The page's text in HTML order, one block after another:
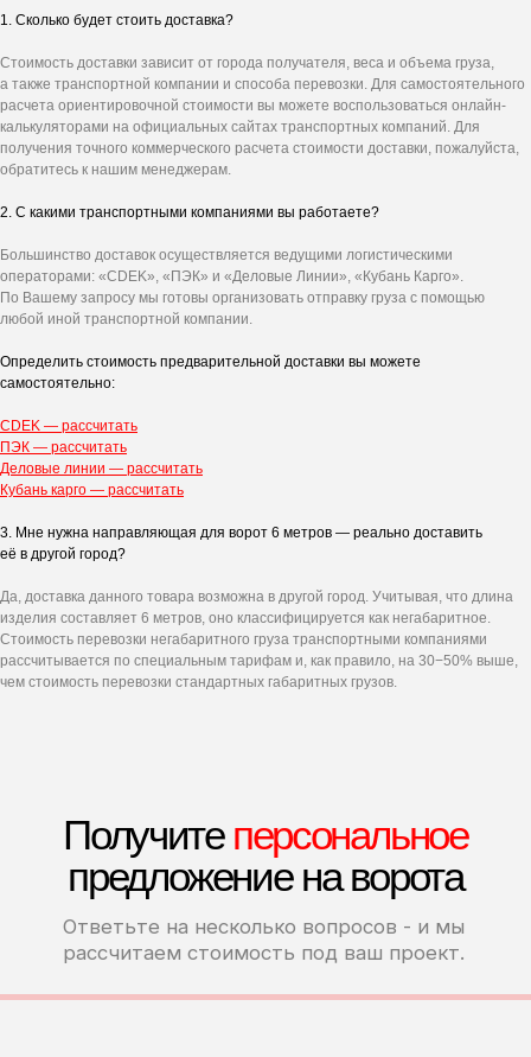
1. Сколько будет стоить доставка?
Стоимость доставки зависит от города получателя, веса и объема груза,
а также транспортной компании и способа перевозки. Для самостоятельного
расчета ориентировочной стоимости вы можете воспользоваться онлайн-
калькуляторами на официальных сайтах транспортных компаний. Для
получения точного коммерческого расчета стоимости доставки, пожалуйста,
обратитесь к нашим менеджерам.
2. С какими транспортными компаниями вы работаете?
Большинство доставок осуществляется ведущими логистическими
операторами: «CDEK», «ПЭК» и «Деловые Линии», «Кубань Карго».
По Вашему запросу мы готовы организовать отправку груза с помощью
любой иной транспортной компании.
Определить стоимость предварительной доставки вы можете
самостоятельно:
CDEK — рассчитать
ПЭК — рассчитать
Деловые линии — рассчитать
Кубань карго — рассчитать
3. Мне нужна направляющая для ворот 6 метров — реально доставить
её в другой город?
Да, доставка данного товара возможна в другой город. Учитывая, что длина
изделия составляет 6 метров, оно классифицируется как негабаритное.
Стоимость перевозки негабаритного груза транспортными компаниями
рассчитывается по специальным тарифам и, как правило, на 30−50% выше,
чем стоимость перевозки стандартных габаритных грузов.